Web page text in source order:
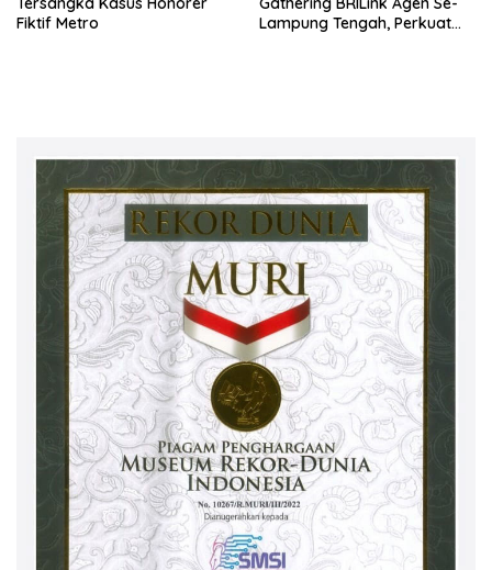
Fiktif Metro
Lampung Tengah, Perkuat